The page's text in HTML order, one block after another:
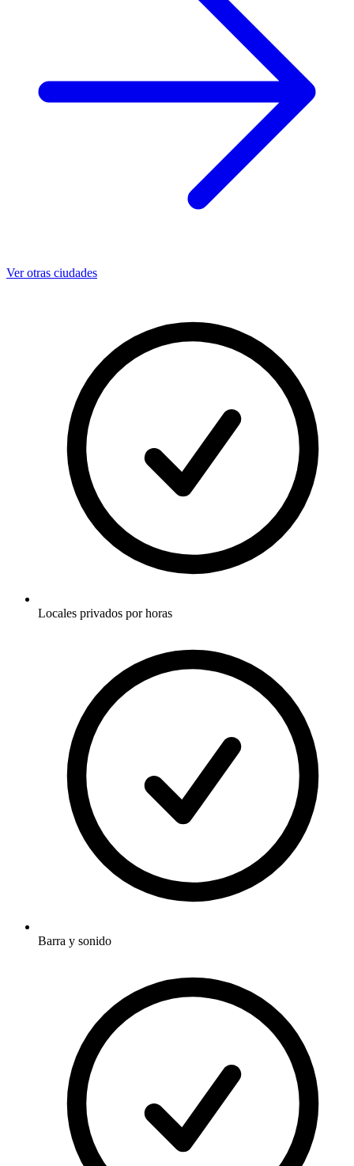
Ver otras ciudades
Locales privados por horas
Barra y sonido